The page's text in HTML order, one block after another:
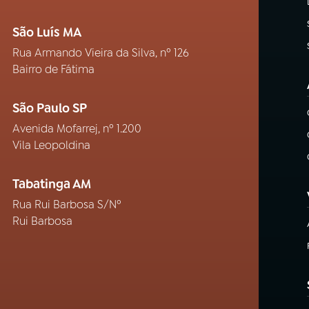
São Luís MA
Rua Armando Vieira da Silva, nº 126
Bairro de Fátima
São Paulo SP
Avenida Mofarrej, nº 1.200
Vila Leopoldina
Tabatinga AM
Rua Rui Barbosa S/Nº
Rui Barbosa